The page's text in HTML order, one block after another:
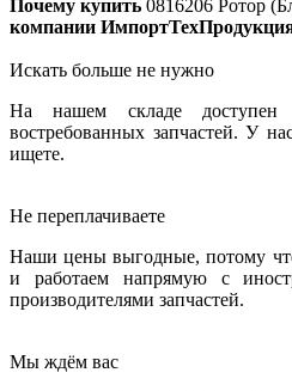
Почему купить 0816206 Ротор
компании
Искать больше не нужно
На нашем складе
востребованных запчастей. У
ищете.
Не переплачиваете
Наши цены выгодные, потому
и работаем напрямую с
производителями запчастей.
Мы ждём вас